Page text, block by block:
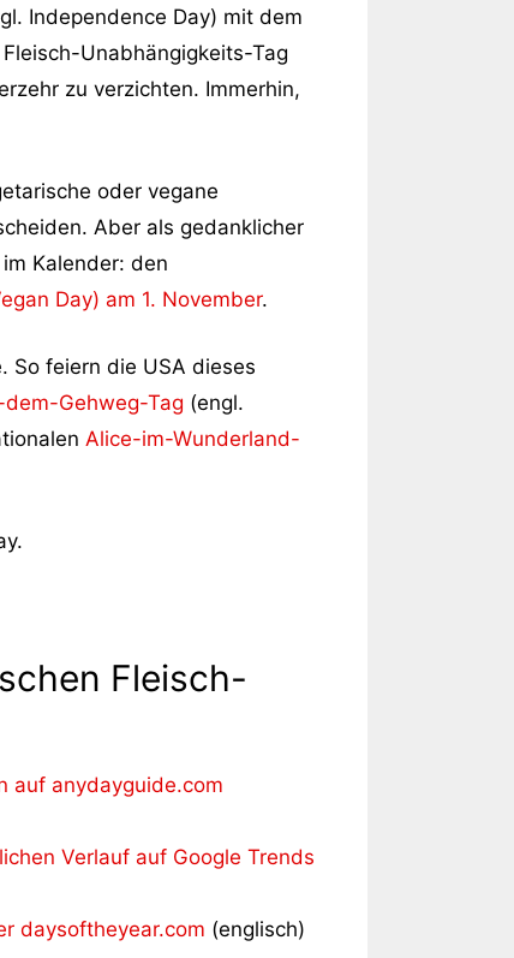
Independence Day) mit dem
Unabhängigkeits-Tag
zu verzichten. Immerhin,
oder vegane
Aber als gedanklicher
Kalender: den
Day) am 1. November.
So feiern die USA dieses
Gehweg-Tag (engl.
Alice-im-Wunderland-
Fleisch-
auf anydayguide.com
Verlauf auf Google Trends
daysoftheyear.com (englisch)